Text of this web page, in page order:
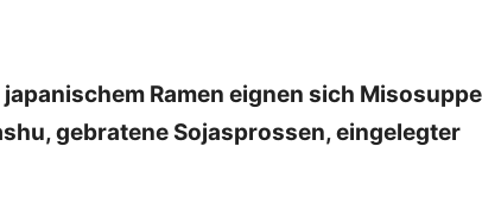
Ramen eignen sich
gebratene Sojasprossen, eingelegter